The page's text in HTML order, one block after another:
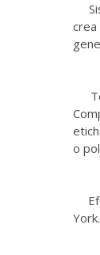
o
York.